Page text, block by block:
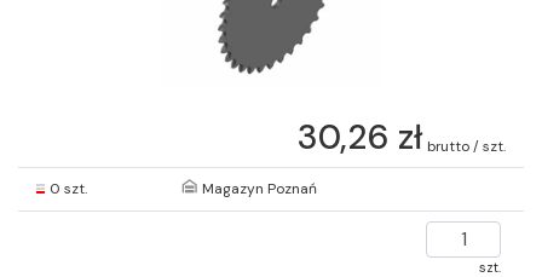
30,26 zł brutto / szt.
0 szt. Magazyn Poznań
szt.